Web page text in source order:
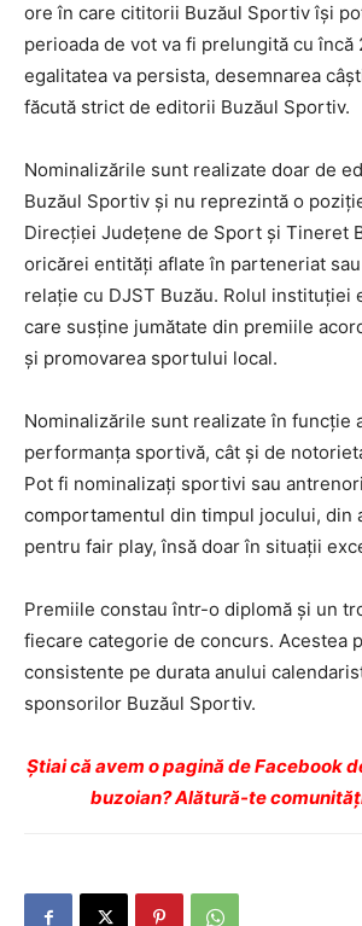
ore în care cititorii Buzăul Sportiv își
perioada de vot va fi prelungită cu încă
egalitatea va persista, desemnarea
făcută strict de editorii Buzăul Sportiv.
Nominalizările sunt realizate doar de
Buzăul Sportiv și nu reprezintă o
Direcției Județene de Sport și Tineret
oricărei entități aflate în parteneriat
relație cu DJST Buzău. Rolul instituției
care susține jumătate din premiile
și promovarea sportului local.
Nominalizările sunt realizate în funcție
performanța sportivă, cât și de
Pot fi nominalizați sportivi sau
comportamentul din timpul jocului, din
pentru fair play, însă doar în situații
Premiile constau într-o diplomă și un
fiecare categorie de concurs. Acestea
consistente pe durata anului
sponsorilor Buzăul Sportiv.
Ştiai că avem o pagină de Facebook
buzoian? Alătură-te